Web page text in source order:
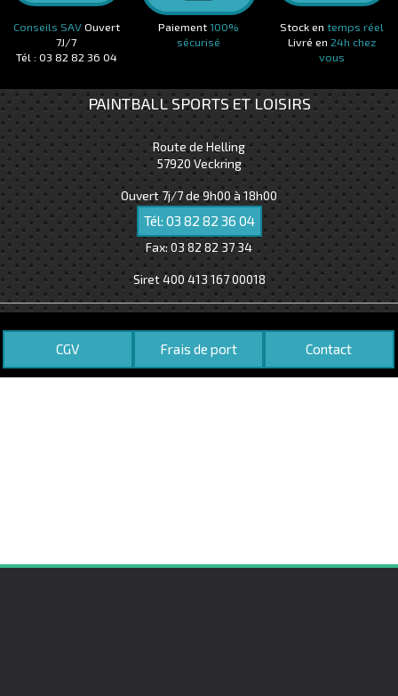
Conseils SAVOuvert
7J/7
Tél : 03 82 82 36 04
Paiement100%
sécurisé
Stock en temps réel
Livré en 24h chez
vous
PAINTBALL SPORTS ET LOISIRS
Route de Helling
57920 Veckring
Ouvert 7j/7 de 9h00 à 18h00
Tél: 03 82 82 36 04
Fax: 03 82 82 37 34
Siret 400 413 167 00018
CGV Frais de port Contact